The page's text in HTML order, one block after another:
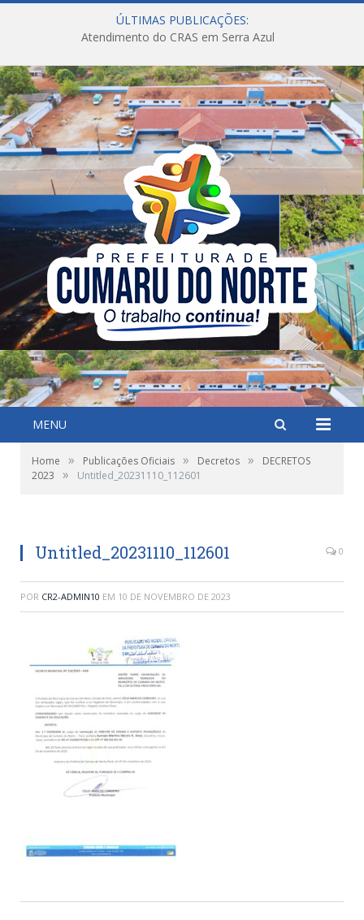
ÚLTIMAS PUBLICAÇÕES:
Atendimento do CRAS em Serra Azul
MENU
Home » Publicações Oficiais » Decretos »
DECRETOS
2023
» Untitled_20231110_112601
Untitled_20231110_112601 0
POR CR2-ADMIN10 EM 10 DE NOVEMBRO DE 2023